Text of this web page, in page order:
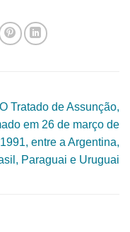
O Tratado de Assunção,
em 26 de março de
1991, entre a Argentina,
Paraguai e Uruguai